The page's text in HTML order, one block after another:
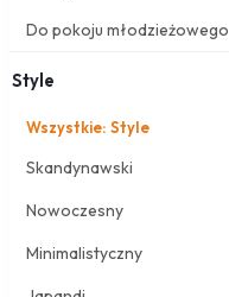
Do pokoju młodzieżowego
Style
Wszystkie: Style
Skandynawski
Nowoczesny
Minimalistyczny